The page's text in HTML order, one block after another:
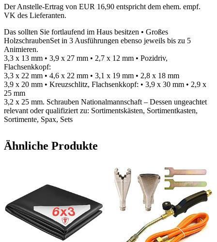
Der Anstelle-Ertrag von EUR 16,90 entspricht dem ehem. empf.
VK des Lieferanten.
Das sollten Sie fortlaufend im Haus besitzen • Großes
HolzschraubenSet in 3 Ausführungen ebenso jeweils bis zu 5
Animieren.
3,3 x 13 mm • 3,9 x 27 mm • 2,7 x 12 mm • Pozidriv,
Flachsenkkopf:
3,3 x 22 mm • 4,6 x 22 mm • 3,1 x 19 mm • 2,8 x 18 mm
3,9 x 20 mm • Kreuzschlitz, Flachsenkkopf: • 3,9 x 30 mm • 2,9 x
25 mm
3,2 x 25 mm. Schrauben Nationalmannschaft – Dessen ungeachtet
relevant oder qualifiziert zu: Sortimentskästen, Sortimentkasten,
Sortimente, Spax, Sets
Ähnliche Produkte